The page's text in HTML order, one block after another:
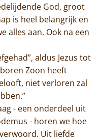
God, groot
is heel belangrijk en
alles aan. Ook na een
aldus Jezus tot
Zoon heeft
niet verloren zal
- een onderdeel uit
- horen we hoe
Uit liefde